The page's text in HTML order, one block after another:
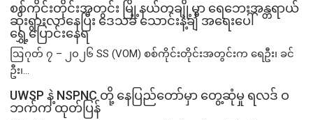
စစ်ကိုင်းတိုင်းအတွင်း မြို့နယ်တချို့မှာ ရေဘေးအန္တရာယ်
ဆိုးရွားလာနေပြီး ဒေသခံ သောင်းနဲ့ချီ အရေးပေါ်
ရွှေ့ပြောင်းနေရ
ဩဂုတ် ၇ – ၂၀၂၆ SS (VOM) စစ်ကိုင်းတိုင်းအတွင်းက ရေဦး၊ ခင်
ဦး၊...
UWSP နဲ့ NSPNC တို့ နေပြည်တော်မှာ တွေ့ဆုံမှု ရလဒ် ဝ
ဘက်က ထုတ်ပြန်